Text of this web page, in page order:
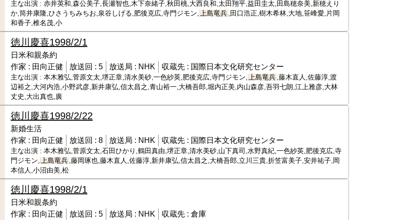
主な出演 : 赤井英和,森公美子,長瀬智也,木下奈緒子,秋田桃,大西良和,太田翔平,益田圭太,田島穂奈美,新穂えり
か,筒井康隆,ひさうちみちお,泉谷しげる,肥後克広,寺門ジモン,
上島竜兵 ,田口浩正,樹木希林,大地,笹峰愛,片岡
和香子,椎名茂,小
徳川慶喜1998/2/1
日米和親条約
作家 : 田向正健 放送回 : 5 放送局 : NHK 収蔵先 : 国際日本文化研究センター
主な出演 : 本木雅弘,菅原文太,堺正章,清水美砂,一色紗英,肥後克広,寺門ジモン, 上島竜兵 ,藤木直人,佐藤淳,渡
辺裕之,大河内浩,小野武彦,新井康弘,信太昌之,青山裕一,大橋吾郎,堀内正美,内山森彦,吾羽七朗,江上雅彦,大林
丈史,大出真也,廣
徳川慶喜1998/2/22
新婚生活
作家 : 田向正健 放送回 : 8 放送局 : NHK 収蔵先 : 国際日本文化研究センター
主な出演 : 本木雅弘,菅原文太,石田ひかり,鶴田真由,堺正章,清水美砂,山下真司,水野真紀,一色紗英,肥後克広,寺
門ジモン,
上島竜兵 ,藤岡琢也,藤木直人,佐藤淳,新井康弘,信太昌之,大橋吾郎,立川三貴,折笠富美子,安井祐子,岡
本信人,小沼由美,松
徳川慶喜1998/2/1
日米和親条約
作家 : 田向正健 放送回 : 5 放送局 : NHK 収蔵先 : 倉庫